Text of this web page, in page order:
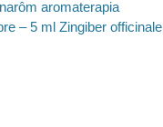
aromaterapia
– 5 ml Zingiber officinale